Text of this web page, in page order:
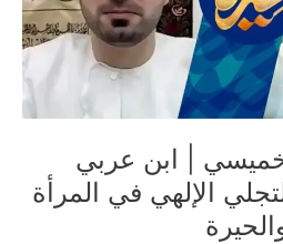
خميسي | ابن عربي
الإلهي في المرأة